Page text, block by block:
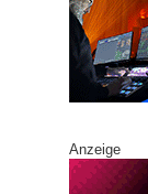
Anzeige